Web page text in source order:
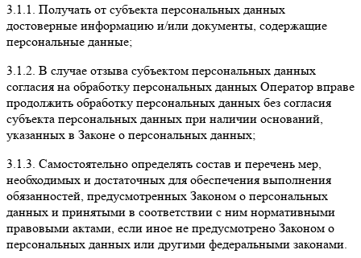
3.1.1. Получать от субъекта персональных данных
достоверные информацию и/или документы, содержащие
персональные данные;
3.1.2. В случае отзыва субъектом персональных данных
согласия на обработку персональных данных Оператор вправе
продолжить обработку персональных данных без согласия
субъекта персональных данных при наличии оснований,
указанных в Законе о персональных данных;
3.1.3. Самостоятельно определять состав и перечень мер,
необходимых и достаточных для обеспечения выполнения
обязанностей, предусмотренных Законом о персональных
данных и принятыми в соответствии с ним нормативными
правовыми актами, если иное не предусмотрено Законом о
персональных данных или другими федеральными законами.